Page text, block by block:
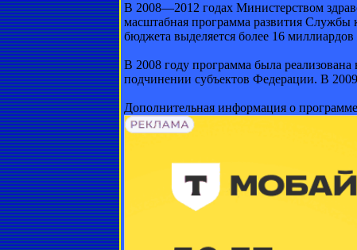
В 2008—2012 годах Министерством
масштабная программа развития Службы
бюджета выделяется более 16 миллиардов
В 2008 году программа была
подчинении субъектов Федерации. В
Дополнительная информация о